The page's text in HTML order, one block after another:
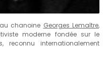
chanoine Georges Lemaître,
moderne fondée sur le
reconnu internationalement